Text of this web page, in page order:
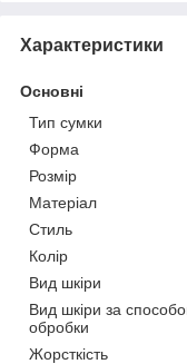
Характеристики
Основні
Тип сумки
Форма
Розмір
Матеріал
Стиль
Колір
Вид шкіри
Вид шкіри за
обробки
Жорсткість